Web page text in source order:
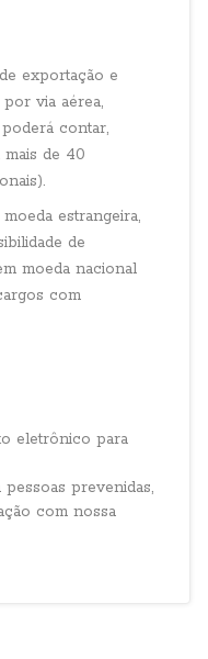
exportação e
via aérea,
contar,
de 40
estrangeira,
de
moeda nacional
com
eletrônico para
prevenidas,
com nossa